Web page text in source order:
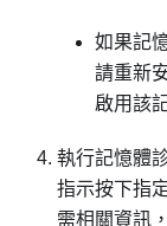
如果記
請重新
啟用該
執行記憶體
指示按下指
需相關資訊